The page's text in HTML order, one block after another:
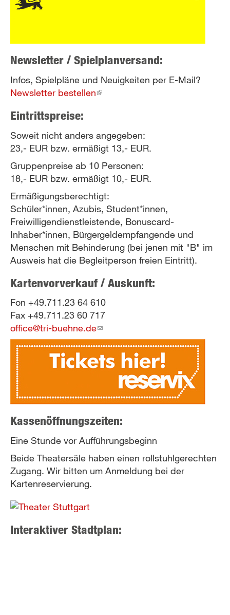
Newsletter / Spielplanversand:
Infos, Spielpläne und Neuigkeiten per E-Mail?
Newsletter bestellen(link
Eintrittspreise:
Soweit nicht anders angegeben:
23,- EUR bzw. ermäßigt 13,- EUR.
Gruppenpreise ab 10 Personen:
18,- EUR bzw. ermäßigt 10,- EUR.
Ermäßigungsberechtigt:
Schüler*innen, Azubis, Student*innen,
Freiwilligendienstleistende, Bonuscard-
Inhaber*innen, Bürgergeldempfangende und
Menschen mit Behinderung (bei jenen mit "B" im
Ausweis hat die Begleitperson freien Eintritt).
Kartenvorverkauf / Auskunft:
Fon +49.711.23 64 610
Fax +49.711.23 60 717
office@tri-buehne.de(link
sends
e-
mail)
Kassenöffnungszeiten:
Eine Stunde vor Aufführungsbeginn
Beide Theatersäle haben einen rollstuhlgerechten
Zugang. Wir bitten um Anmeldung bei der
Kartenreservierung.
Interaktiver Stadtplan: